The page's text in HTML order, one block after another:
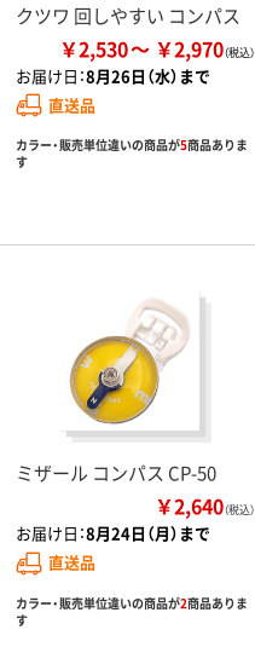
クツワ 回しやすい コンパス
￥2,530 ￥2,970
お届け日：8月26日（水）まで
直送品
カラー・販売単位違いの商品が5商品ありま
す
ミザール コンパス CP-50
￥2,640（税込）
お届け日：8月24日（月）まで
直送品
カラー・販売単位違いの商品が2商品ありま
す